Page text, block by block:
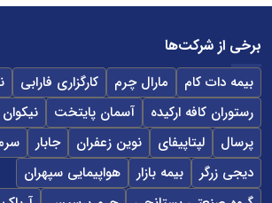
برخی از شرکت‌ها
بیمه دات کام مارال چرم کارگزاری فارابی
رستوران کافه ارکیده
آسمان پایتخت
پرسال
لپتاپیفای نوین زعفران جابار
دیجی زرگر
بیمه بازار
هواپیمایی سپهران